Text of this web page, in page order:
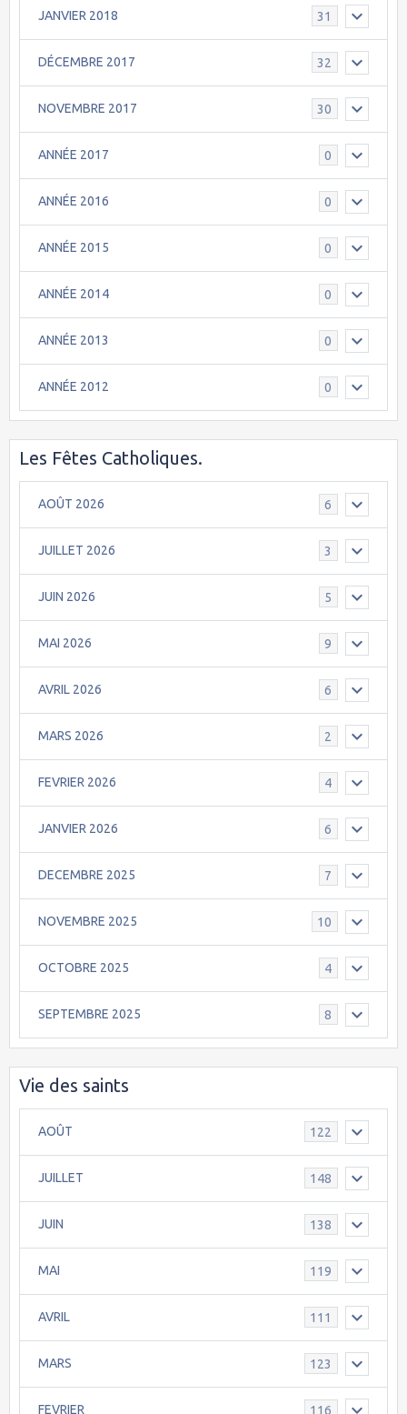
JANVIER 2018 31
DÉCEMBRE 2017 32
NOVEMBRE 2017 30
ANNÉE 2017 0
ANNÉE 2016 0
ANNÉE 2015 0
ANNÉE 2014 0
ANNÉE 2013 0
ANNÉE 2012 0
Les Fêtes Catholiques.
AOÛT 2026 6
JUILLET 2026 3
JUIN 2026 5
MAI 2026 9
AVRIL 2026 6
MARS 2026 2
FEVRIER 2026 4
JANVIER 2026 6
DECEMBRE 2025 7
NOVEMBRE 2025 10
OCTOBRE 2025 4
SEPTEMBRE 2025 8
Vie des saints
AOÛT 122
JUILLET 148
JUIN 138
MAI 119
AVRIL 111
MARS 123
FEVRIER 116